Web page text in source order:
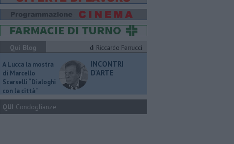
Qui Blog
di Riccardo Ferrucci
A Lucca la mostra
di Marcello
Scarselli “Dialoghi
con la città"
INCONTRI
D'ARTE
QUI Condoglianze